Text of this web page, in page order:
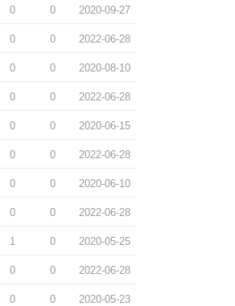
0 0 2020-09-27
0 0 2022-06-28
0 0 2020-08-10
0 0 2022-06-28
0 0 2020-06-15
0 0 2022-06-28
0 0 2020-06-10
0 0 2022-06-28
1 0 2020-05-25
0 0 2022-06-28
0 0 2020-05-23